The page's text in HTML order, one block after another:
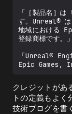
「［製品名］
す。Unreal® は
地域における
登録商標です。」
「Unreal®
クレジットがあ
トの定義もよく
技術ブログを書